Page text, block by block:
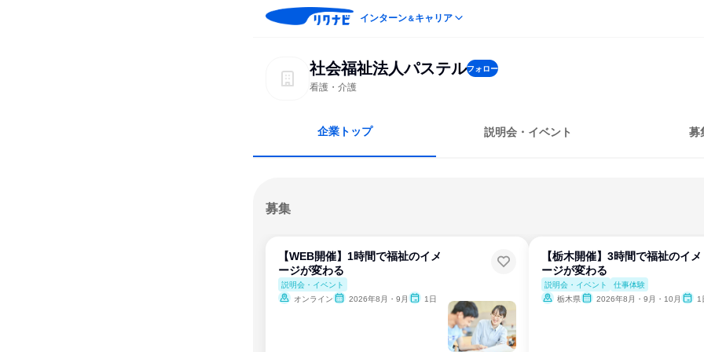
インターン＆キャリア
社会福祉法人パステルフォロー
看護・介護
企業トップ 説明会・イベント 募
募集
【WEB開催】1時間で福祉のイメ
ージが変わる
説明会・イベント
オンライン
2026年8月・9月 1日
【栃木開催】3時間で福祉のイメ
ージが変わる
説明会・イベント
仕事体験
栃木県
2026年8月・9月・10月 1